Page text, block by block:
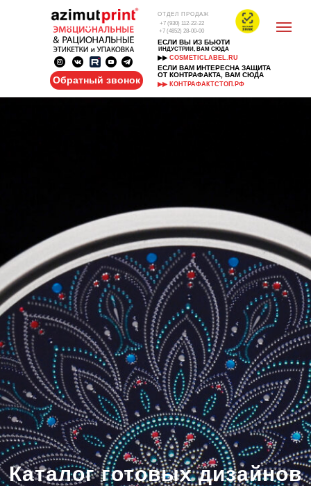
+7 (4852) 28-00-00
Обратный звонок
+7 (930) 112-22-22
ОТДЕЛ ПРОДАЖ
ИНДУСТРИИ, ВАМ СЮДА
ЕСЛИ ВЫ ИЗ БЬЮТИ
▶▶ COSMETICLABEL.RU
ЕСЛИ ВАМ ИНТЕРЕСНА ЗАЩИТА
ОТ КОНТРАФАКТА, ВАМ СЮДА
▶▶ КОНТРАФАКТСТОП.РФ
Каталог готовых дизайнов